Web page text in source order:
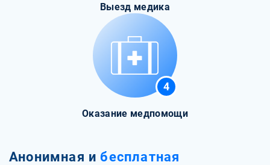
Выезд медика
4
Оказание медпомощи
Анонимная и бесплатная